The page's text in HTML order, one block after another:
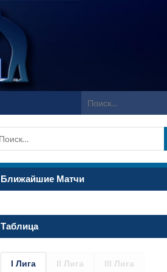
Ближайшие Матчи
Таблица
I Лига II Лига III Лига